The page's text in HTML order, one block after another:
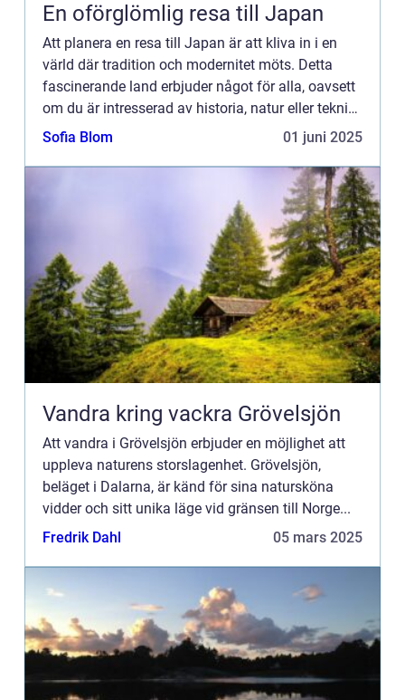
En oförglömlig resa till Japan
Att planera en resa till Japan är att kliva in i en
värld där tradition och modernitet möts. Detta
fascinerande land erbjuder något för alla, oavsett
om du är intresserad av historia, natur eller teknik.
Med sin ri...
Sofia Blom 01 juni 2025
Vandra kring vackra Grövelsjön
Att vandra i Grövelsjön erbjuder en möjlighet att
uppleva naturens storslagenhet. Grövelsjön,
beläget i Dalarna, är känd för sina natursköna
vidder och sitt unika läge vid gränsen till Norge...
Fredrik Dahl
05 mars 2025